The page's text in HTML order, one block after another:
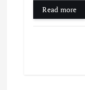
Read more